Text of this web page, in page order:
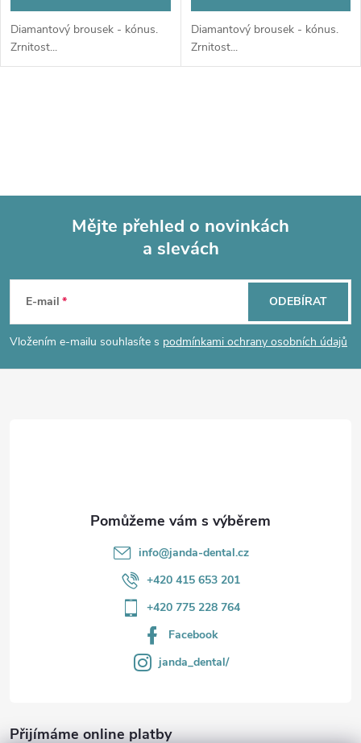
Diamantový brousek - kónus.
Zrnitost...
Diamantový brousek - kónus.
Zrnitost...
a
í
p
p
a
Mějte přehled o novinkách
a slevách
E-mail
Vložením e-mailu souhlasíte s podmínkami ochrany osobních údajů
ODEBÍRAT
info@janda-dental.cz
+420 415 653 201
+420 775 228 764
Facebook
janda_dental/
Přijímáme online platby